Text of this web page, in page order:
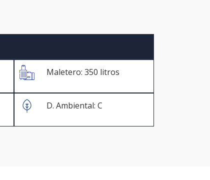
Maletero: 350 litros
D. Ambiental: C